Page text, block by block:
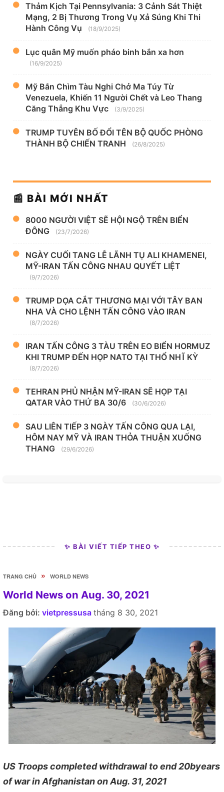
Thảm Kịch Tại Pennsylvania: 3 Cảnh Sát Thiệt
Mạng, 2 Bị Thương Trong Vụ Xả Súng Khi Thi
Hành Công Vụ
(18/9/2025)
Lục quân Mỹ muốn pháo binh bắn xa hơn
(16/9/2025)
Mỹ Bắn Chìm Tàu Nghi Chở Ma Túy Từ
Venezuela, Khiến 11 Người Chết và Leo Thang
Căng Thẳng Khu Vực
(3/9/2025)
TRUMP TUYÊN BỐ ĐỔI TÊN BỘ QUỐC PHÒNG
THÀNH BỘ CHIẾN TRANH
(26/8/2025)
📰 BÀI MỚI NHẤT
8000 NGƯỜI VIỆT SẼ HỘI NGỘ TRÊN BIỂN
ĐÔNG
(23/7/2026)
NGÀY CUỐI TANG LỄ LÃNH TỤ ALI KHAMENEI,
MỸ-IRAN TẤN CÔNG NHAU QUYẾT LIỆT
(9/7/2026)
TRUMP DỌA CẮT THƯƠNG MẠI VỚI TÂY BAN
NHA VÀ CHO LỆNH TẤN CÔNG VÀO IRAN
(8/7/2026)
IRAN TẤN CÔNG 3 TÀU TRÊN EO BIỂN HORMUZ
KHI TRUMP ĐẾN HỌP NATO TẠI THỔ NHĨ KỲ
(8/7/2026)
TEHRAN PHỦ NHẬN MỸ-IRAN SẼ HỌP TẠI
QATAR VÀO THỨ BA 30/6
(30/6/2026)
SAU LIÊN TIẾP 3 NGÀY TẤN CÔNG QUA LẠI,
HÔM NAY MỸ VÀ IRAN THỎA THUẬN XUỐNG
THANG
(29/6/2026)
✨ BÀI VIẾT TIẾP THEO ✨
TRANG CHỦ » WORLD NEWS
World News on Aug. 30, 2021
Đăng bởi: vietpressusa tháng 8 30, 2021
US Troops completed withdrawal to end 20byears
of war in Afghanistan on Aug. 31, 2021